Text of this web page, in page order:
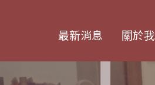
最新消息 關於我
最新消息 關於我